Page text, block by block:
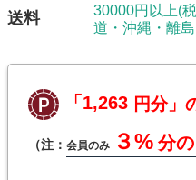
送料
30000円以上(
道・沖縄・離
「1,263 円分」
（注： 会員のみ ３% 分の